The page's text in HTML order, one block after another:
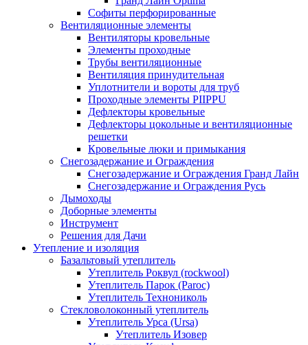
Софиты перфорированные
Вентиляционные элементы
Вентиляторы кровельные
Элементы проходные
Трубы вентиляционные
Вентиляция принудительная
Уплотнители и вороты для труб
Проходные элементы PIIPPU
Дефлекторы кровельные
Дефлекторы цокольные и вентиляционные
решетки
Кровельные люки и примыкания
Снегозадержание и Ограждения
Снегозадержание и Ограждения Гранд Лайн
Снегозадержание и Ограждения Русь
Дымоходы
Доборные элементы
Инструмент
Решения для Дачи
Утепление и изоляция
Базальтовый утеплитель
Утеплитель Роквул (rockwool)
Утеплитель Парок (Paroc)
Утеплитель Технониколь
Стекловолоконный утеплитель
Утеплитель Урса (Ursa)
Утеплитель Изовер